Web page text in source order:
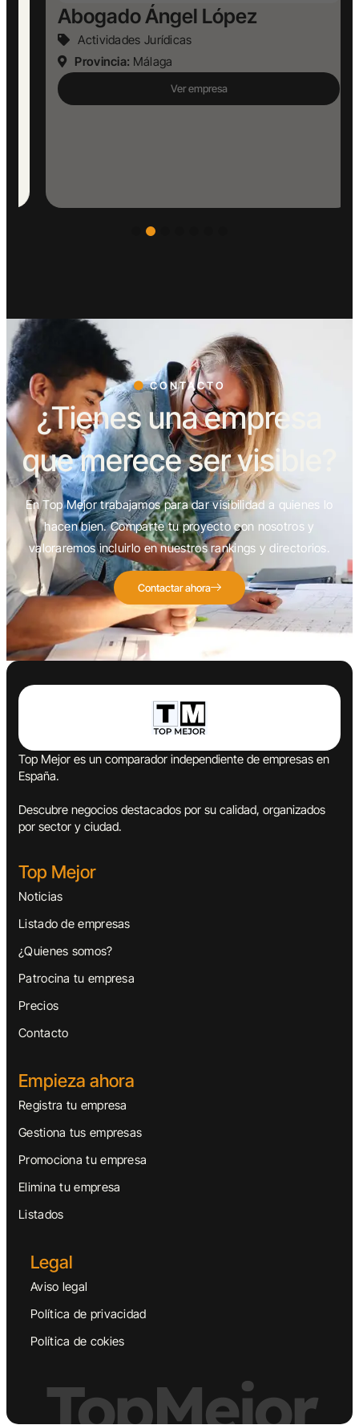
Abogado Ángel López
Actividades Jurídicas
Provincia:Málaga
Ver empresa
CONTACTO
¿Tienes una empresa
que merece ser visible?
En Top Mejor trabajamos para dar visibilidad a quienes lo
hacen bien. Comparte tu proyecto con nosotros y
valoraremos incluirlo en nuestros rankings y directorios.
Contactar ahora
Top Mejor es un comparador independiente de empresas en
España.
Descubre negocios destacados por su calidad, organizados
por sector y ciudad.
Top Mejor
Noticias
Listado de empresas
¿Quienes somos?
Patrocina tu empresa
Precios
Contacto
Empieza ahora
Registra tu empresa
Gestiona tus empresas
Promociona tu empresa
Elimina tu empresa
Listados
Legal
Aviso legal
Política de privacidad
Política de cokies
TopMejor